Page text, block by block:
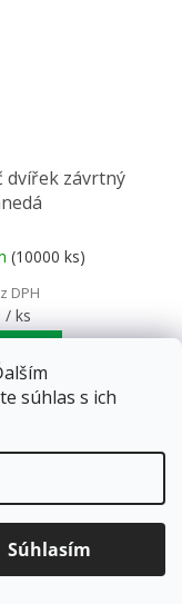
súhlas s ich
Súhlasím
v hodnote
.
dvířek závrtný
(10000 ks)
DPH
/ ks
na zavŕtanie,
hnedý.
z dvoch
kde telo je z
plastu a doraz z...